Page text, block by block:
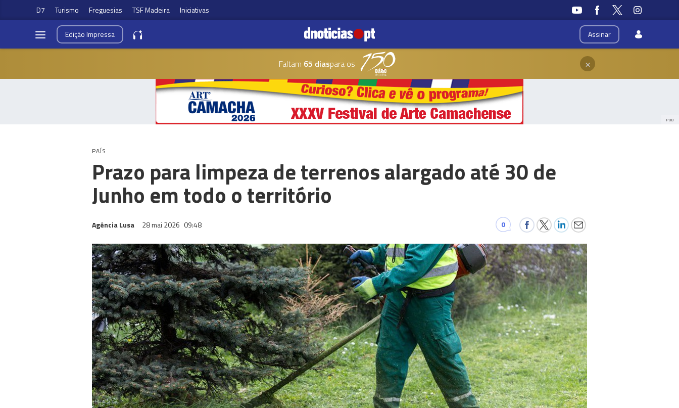
D7 Turismo Freguesias TSF Madeira Iniciativas
Assinar
EdiçãoImpressa
Faltam 65 diaspara os ×
PUB
PAÍS
Prazo para limpeza de terrenos alargado até 30 de
Junho em todo o território
Agência Lusa 28 mai 2026 09:48 0